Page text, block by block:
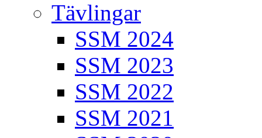
Tävlingar
SSM 2024
SSM 2023
SSM 2022
SSM 2021